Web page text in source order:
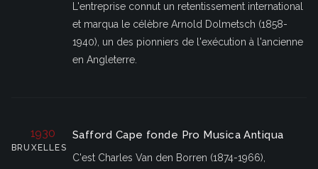
L'entreprise connut un retentissement international
et marqua le célèbre Arnold Dolmetsch (1858-
1940), un des pionniers de l'exécution à l'ancienne
en Angleterre.
1930
BRUXELLES
Safford Cape fonde Pro Musica Antiqua
C'est Charles Van den Borren (1874-1966),